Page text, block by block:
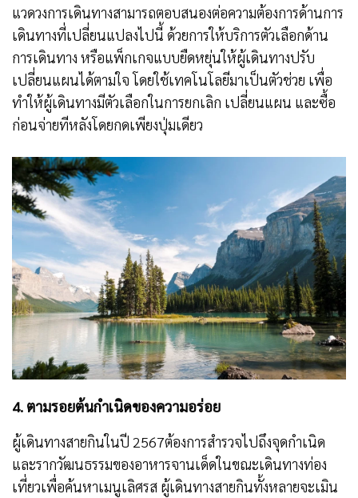
แวดวงการเดินทางสามารถตอบสนองต่อความต้องการด้านการ
เดินทางที่เปลี่ยนแปลงไปนี้ ด้วยการให้บริการตัวเลือกด้าน
การเดินทาง หรือแพ็กเกจแบบยืดหยุ่นให้ผู้เดินทางปรับ
เปลี่ยนแผนได้ตามใจ โดยใช้เทคโนโลยีมาเป็นตัวช่วย เพื่อ
ทำให้ผู้เดินทางมีตัวเลือกในการยกเลิก เปลี่ยนแผน และซื้อ
ก่อนจ่ายทีหลังโดยกดเพียงปุ่มเดียว
4. ตามรอยต้นกำเนิดของความอร่อย
ผู้เดินทางสายกินในปี 2567ต้องการสำรวจไปถึงจุดกำเนิด
และรากวัฒนธรรมของอาหารจานเด็ดในขณะเดินทางท่อง
เที่ยวเพื่อค้นหาเมนูเลิศรส ผู้เดินทางสายกินทั้งหลายจะเมิน